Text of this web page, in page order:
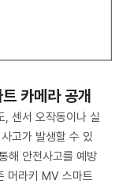
카메라 공개
, 센서 오작동이나 실
고가 발생할 수 있
해 안전사고를 예방
머라키 MV 스마트